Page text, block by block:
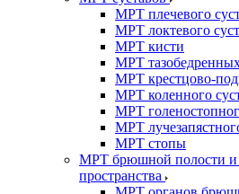
МРТ плечевого
МРТ локтевого
МРТ кисти
МРТ
МРТ крестцово-
МРТ коленного
МРТ
МРТ
МРТ стопы
МРТ брюшной полости и
пространства